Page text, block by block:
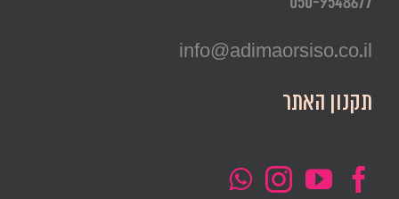
info@adimaorsiso.co.il
תקנון האתר